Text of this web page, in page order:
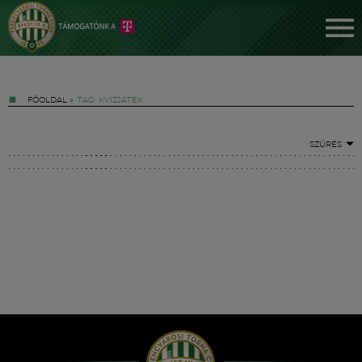
FŐOLDAL » TAG: KVÍZJÁTÉK
SZŰRÉS
Hírek